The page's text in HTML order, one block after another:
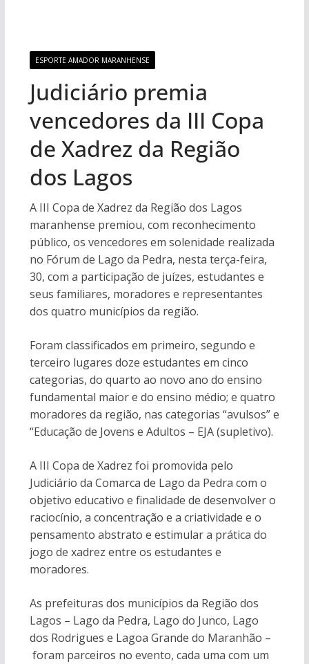
ESPORTE AMADOR MARANHENSE
Judiciário premia
vencedores da III Copa
de Xadrez da Região
dos Lagos
A III Copa de Xadrez da Região dos Lagos
maranhense premiou, com reconhecimento
público, os vencedores em solenidade realizada
no Fórum de Lago da Pedra, nesta terça-feira,
30, com a participação de juízes, estudantes e
seus familiares, moradores e representantes
dos quatro municípios da região.
Foram classificados em primeiro, segundo e
terceiro lugares doze estudantes em cinco
categorias, do quarto ao novo ano do ensino
fundamental maior e do ensino médio; e quatro
moradores da região, nas categorias “avulsos” e
“Educação de Jovens e Adultos – EJA (supletivo).
A III Copa de Xadrez foi promovida pelo
Judiciário da Comarca de Lago da Pedra com o
objetivo educativo e finalidade de desenvolver o
raciocínio, a concentração e a criatividade e o
pensamento abstrato e estimular a prática do
jogo de xadrez entre os estudantes e
moradores.
As prefeituras dos municípios da Região dos
Lagos – Lago da Pedra, Lago do Junco, Lago
dos Rodrigues e Lagoa Grande do Maranhão –
foram parceiros no evento, cada uma com um